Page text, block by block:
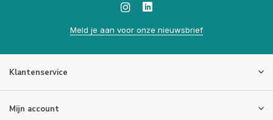
Meld je aan voor onze nieuwsbrief
Klantenservice
Mijn account